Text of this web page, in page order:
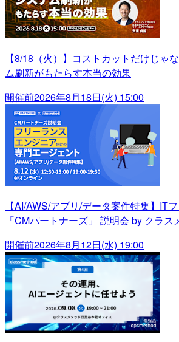
【8/18（火）】コストカットだけじゃ
ム刷新がもたらす本当の効果
開催前2026年8月18日(火) 15:00
【AI/AWS/アプリ/データ案件特集】IT
「CMパートナーズ」 説明会 by クラス
開催前2026年8月12日(水) 19:00